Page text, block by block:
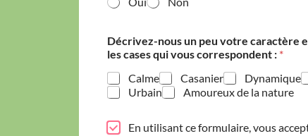
Décrivez-nous un peu votre caractère
les cases qui vous correspondent : *
Calme
Casanier Dynamique
Urbain
Amoureux de la nature
P
En utilisant ce formulaire, vous